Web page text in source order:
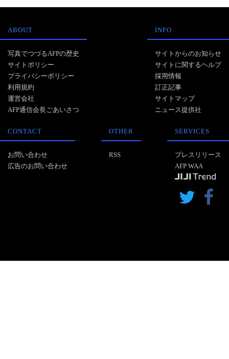
ABOUT
写真でつづるAFPの歴史
サイトポリシー
プライバシーポリシー
利用規約
運営会社
AFP通信会長ごあいさつ
INFO
サイトからのお知らせ
サイトに関するヘルプ
採用情報
訂正記事
サイトマップ
ニュース提供社
CONTACT
お問い合わせ
広告のお問い合わせ
OTHER
RSS
SERVICES
プレスリリース
AFP WAA